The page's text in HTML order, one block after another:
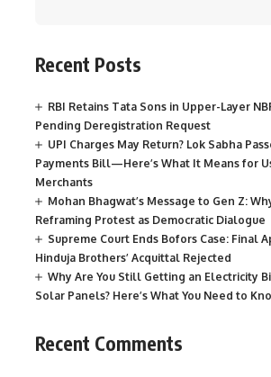
Recent Posts
RBI Retains Tata Sons in Upper-Layer
Pending Deregistration Request
UPI Charges May Return? Lok Sabha
Payments Bill—Here’s What It Means for
Merchants
Mohan Bhagwat’s Message to Gen Z:
Reframing Protest as Democratic Dialogue
Supreme Court Ends Bofors Case: Final
Hinduja Brothers’ Acquittal Rejected
Why Are You Still Getting an Electricity
Solar Panels? Here’s What You Need to
Recent Comments